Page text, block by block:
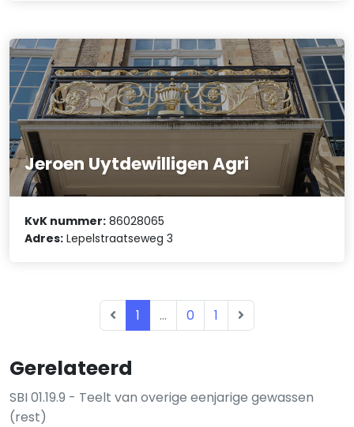
Gerelateerd
SBI 01.19.9 - Teelt van overige eenjarige gewassen
(rest)
Jeroen Uytdewilligen Agri
KvK nummer: 86028065
Adres: Lepelstraatseweg 3
1 ... 0 1